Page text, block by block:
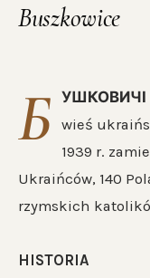
Buszkowice
Б УШКОВИЧІ
wieś
1939 r.
Ukraińców, 140
rzymskich
HISTORIA